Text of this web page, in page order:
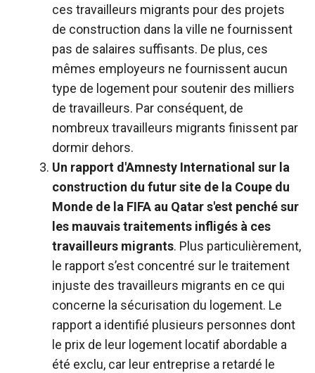
ces travailleurs migrants pour des projets
de construction dans la ville ne fournissent
pas de salaires suffisants. De plus, ces
mêmes employeurs ne fournissent aucun
type de logement pour soutenir des milliers
de travailleurs. Par conséquent, de
nombreux travailleurs migrants finissent par
dormir dehors.
Un rapport d'Amnesty International sur la
construction du futur site de la Coupe du
Monde de la FIFA au Qatar s'est penché sur
les mauvais traitements infligés à ces
travailleurs migrants. Plus particulièrement,
le rapport s’est concentré sur le traitement
injuste des travailleurs migrants en ce qui
concerne la sécurisation du logement. Le
rapport a identifié plusieurs personnes dont
le prix de leur logement locatif abordable a
été exclu, car leur entreprise a retardé le